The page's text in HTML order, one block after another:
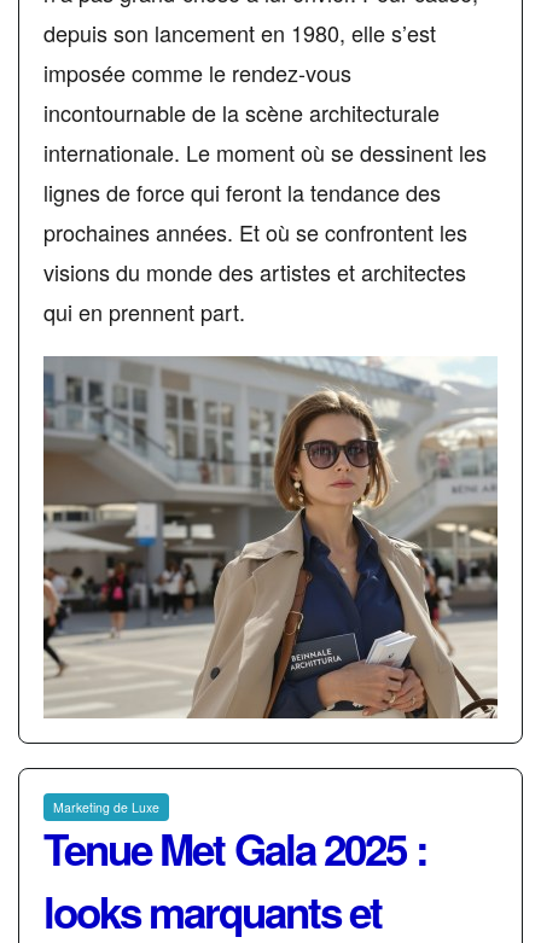
depuis son lancement en 1980, elle s’est
imposée comme le rendez-vous
incontournable de la scène architecturale
internationale. Le moment où se dessinent les
lignes de force qui feront la tendance des
prochaines années. Et où se confrontent les
visions du monde des artistes et architectes
qui en prennent part.
Marketing de Luxe
Tenue Met Gala 2025 :
looks marquants et